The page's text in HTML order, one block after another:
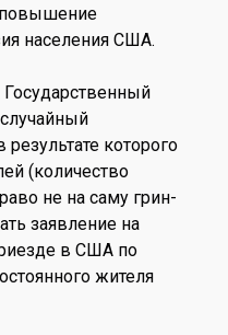
повышение
населения США.
которого
(количество
не на саму грин-
заявление на
в США по
жителя